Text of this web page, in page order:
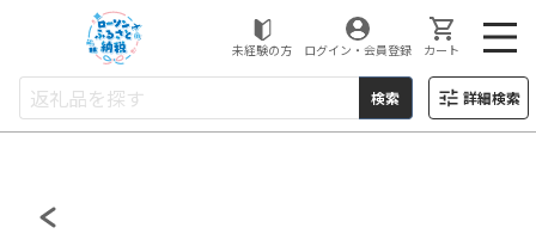
ローソンふるさと納税
未経験の方 ログイン・会員登録 カート
検索 詳細検索